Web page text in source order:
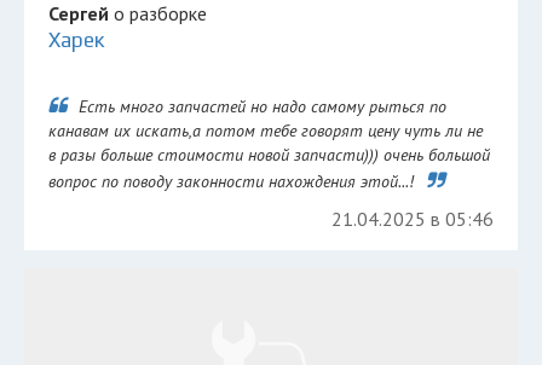
Сергей о разборке
Харек
Есть много запчастей но надо самому рыться по
канавам их искать,а потом тебе говорят цену чуть ли не
в разы больше стоимости новой запчасти))) очень большой
вопрос по поводу законности нахождения этой...!
21.04.2025 в 05:46